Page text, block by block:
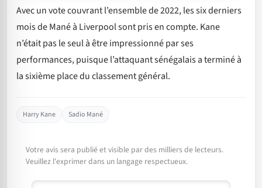
Avec un vote couvrant l’ensemble de 2022, les six derniers
mois de Mané à Liverpool sont pris en compte. Kane
n’était pas le seul à être impressionné par ses
performances, puisque l’attaquant sénégalais a terminé à
la sixième place du classement général.
Harry Kane Sadio Mané
Votre avis sera publié et visible par des milliers de lecteurs.
Veuillez l'exprimer dans un langage respectueux.